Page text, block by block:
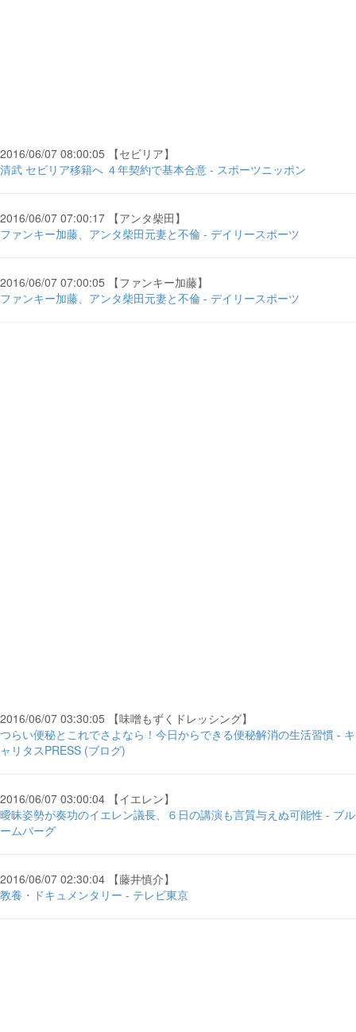
2016/06/07 08:00:05 【セビリア】
清武 セビリア移籍へ ４年契約で基本合意 - スポーツニッポン
2016/06/07 07:00:17 【アンタ柴田】
ファンキー加藤、アンタ柴田元妻と不倫 - デイリースポーツ
2016/06/07 07:00:05 【ファンキー加藤】
ファンキー加藤、アンタ柴田元妻と不倫 - デイリースポーツ
2016/06/07 03:30:05 【味噌もずくドレッシング】
つらい便秘とこれでさよなら！今日からできる便秘解消の生活習慣 - キ
ャリタスPRESS (ブログ)
2016/06/07 03:00:04 【イエレン】
曖昧姿勢が奏功のイエレン議長、６日の講演も言質与えぬ可能性 - ブル
ームバーグ
2016/06/07 02:30:04 【藤井慎介】
教養・ドキュメンタリー - テレビ東京